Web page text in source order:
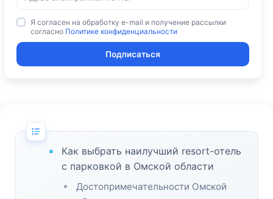
Я согласен на обработку e-mail и получение рассылки
согласно Политике конфиденциальности
Подписаться
Как выбрать наилучший resort-отель
с парковкой в Омской области
Достопримечательности Омской